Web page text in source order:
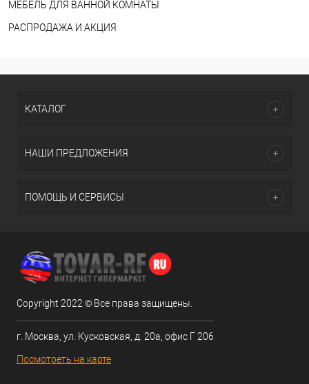
МЕБЕЛЬ ДЛЯ ВАННОЙ КОМНАТЫ
РАСПРОДАЖА И АКЦИЯ
КАТАЛОГ
НАШИ ПРЕДЛОЖЕНИЯ
ПОМОЩЬ И СЕРВИСЫ
Copyright 2022 © Все права защищены.
г. Москва, ул. Кусковская, д. 20а, офис Г 206
Посмотреть на карте